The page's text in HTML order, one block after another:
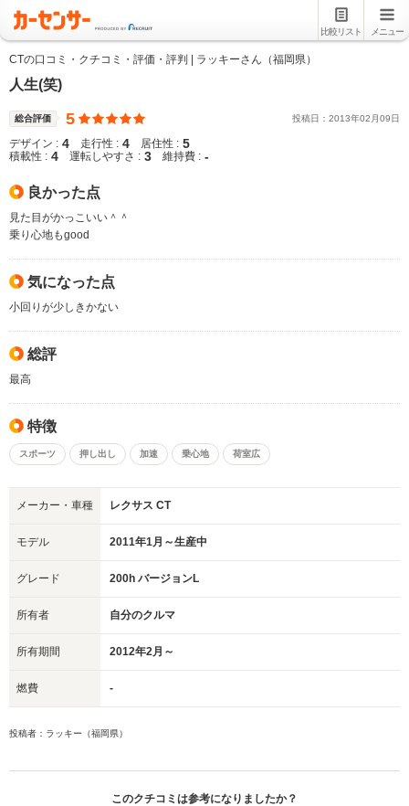
比較リスト メニュー
CTの口コミ・クチコミ・評価・評判 | ラッキーさん（福岡県）
人生(笑)
総合評価 5 投稿日： 2013年02 月09日
デザイン : 4 走行性 : 4 居住性 : 5
積載性 : 4 運転しやすさ : 3 維持費 : -
良かった点
見た目がかっこいい＾＾
乗り心地もgood
気になった点
小回りが少しきかない
総評
最高
特徴
スポーツ 押し出し 加速 乗心地 荷室広
メーカー・車種 レクサス CT
モデル 2011年1月～生産中
グレード 200h バージョンL
所有者 自分のクルマ
所有期間 2012年2月～
燃費 -
投稿者：ラッキー（福岡県）
このクチコミは参考になりましたか？